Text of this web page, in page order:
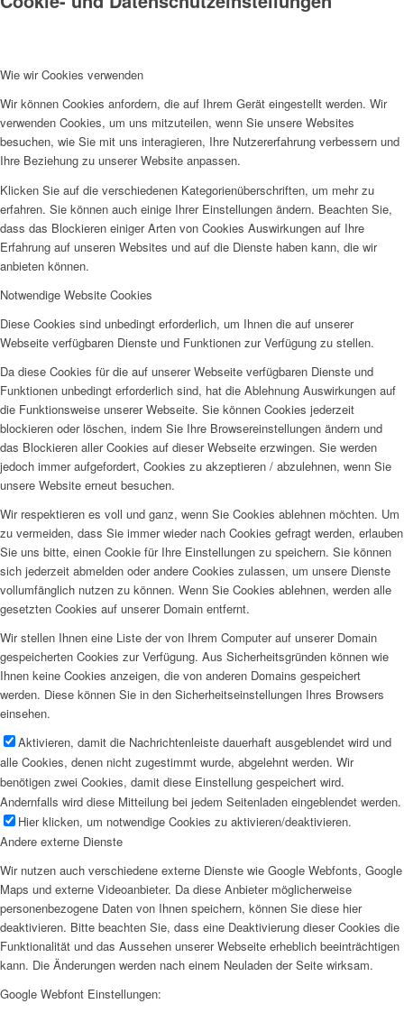
Wie wir Cookies verwenden
Wir können Cookies anfordern, die auf Ihrem Gerät eingestellt werden. Wir
verwenden Cookies, um uns mitzuteilen, wenn Sie unsere Websites
besuchen, wie Sie mit uns interagieren, Ihre Nutzererfahrung verbessern und
Ihre Beziehung zu unserer Website anpassen.
Klicken Sie auf die verschiedenen Kategorienüberschriften, um mehr zu
erfahren. Sie können auch einige Ihrer Einstellungen ändern. Beachten Sie,
dass das Blockieren einiger Arten von Cookies Auswirkungen auf Ihre
Erfahrung auf unseren Websites und auf die Dienste haben kann, die wir
anbieten können.
Notwendige Website Cookies
Diese Cookies sind unbedingt erforderlich, um Ihnen die auf unserer
Webseite verfügbaren Dienste und Funktionen zur Verfügung zu stellen.
Da diese Cookies für die auf unserer Webseite verfügbaren Dienste und
Funktionen unbedingt erforderlich sind, hat die Ablehnung Auswirkungen auf
die Funktionsweise unserer Webseite. Sie können Cookies jederzeit
blockieren oder löschen, indem Sie Ihre Browsereinstellungen ändern und
das Blockieren aller Cookies auf dieser Webseite erzwingen. Sie werden
jedoch immer aufgefordert, Cookies zu akzeptieren / abzulehnen, wenn Sie
unsere Website erneut besuchen.
Wir respektieren es voll und ganz, wenn Sie Cookies ablehnen möchten. Um
zu vermeiden, dass Sie immer wieder nach Cookies gefragt werden, erlauben
Sie uns bitte, einen Cookie für Ihre Einstellungen zu speichern. Sie können
sich jederzeit abmelden oder andere Cookies zulassen, um unsere Dienste
vollumfänglich nutzen zu können. Wenn Sie Cookies ablehnen, werden alle
gesetzten Cookies auf unserer Domain entfernt.
Wir stellen Ihnen eine Liste der von Ihrem Computer auf unserer Domain
gespeicherten Cookies zur Verfügung. Aus Sicherheitsgründen können wie
Ihnen keine Cookies anzeigen, die von anderen Domains gespeichert
werden. Diese können Sie in den Sicherheitseinstellungen Ihres Browsers
einsehen.
Aktivieren, damit die Nachrichtenleiste dauerhaft ausgeblendet wird und
alle Cookies, denen nicht zugestimmt wurde, abgelehnt werden. Wir
benötigen zwei Cookies, damit diese Einstellung gespeichert wird.
Andernfalls wird diese Mitteilung bei jedem Seitenladen eingeblendet werden.
Hier klicken, um notwendige Cookies zu aktivieren/deaktivieren.
Andere externe Dienste
Wir nutzen auch verschiedene externe Dienste wie Google Webfonts, Google
Maps und externe Videoanbieter. Da diese Anbieter möglicherweise
personenbezogene Daten von Ihnen speichern, können Sie diese hier
deaktivieren. Bitte beachten Sie, dass eine Deaktivierung dieser Cookies die
Funktionalität und das Aussehen unserer Webseite erheblich beeinträchtigen
kann. Die Änderungen werden nach einem Neuladen der Seite wirksam.
Google Webfont Einstellungen: